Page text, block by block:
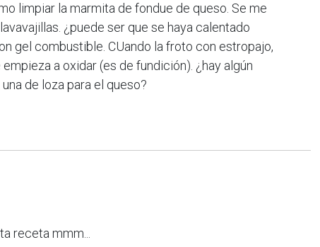
limpiar la marmita de fondue de queso. Se me
¿puede ser que se haya calentado
gel combustible. CUando la froto con estropajo,
a oxidar (es de fundición). ¿hay algún
de loza para el queso?
receta mmm...